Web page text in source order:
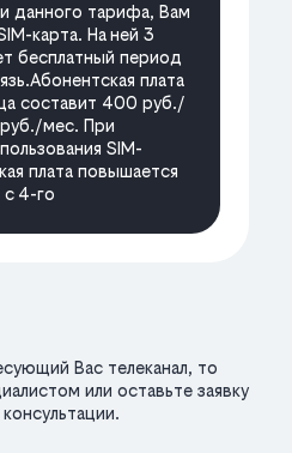
данного тарифа, Вам
карта. На ней 3
бесплатный период
плата
составит 400 руб./
мес. При
SIM-
плата повышается
4-го
Вас телеканал, то
или оставьте заявку